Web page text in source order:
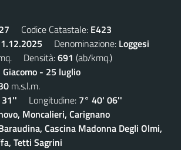
Codice Catastale: E423
Denominazione: Loggesi
Densità:691 (ab/kmq.)
Giacomo - 25 luglio
m.s.l.m.
Longitudine: 7° 40' 06''
Moncalieri, Carignano
Cascina Madonna Degli Olmi,
Tetti Sagrini